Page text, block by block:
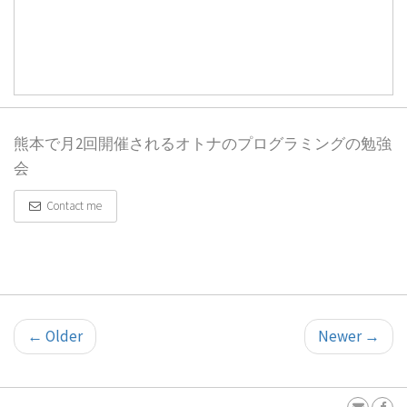
熊本で月2回開催されるオトナのプログラミングの勉強
会
Contact me
← Older Newer →